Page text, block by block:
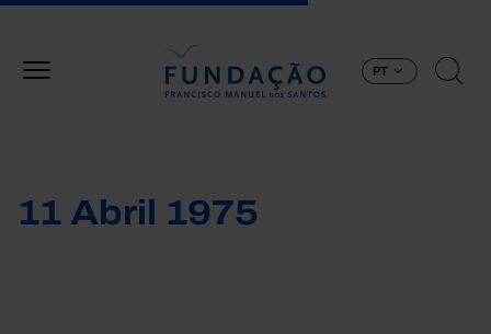
PT
11 Abril 1975